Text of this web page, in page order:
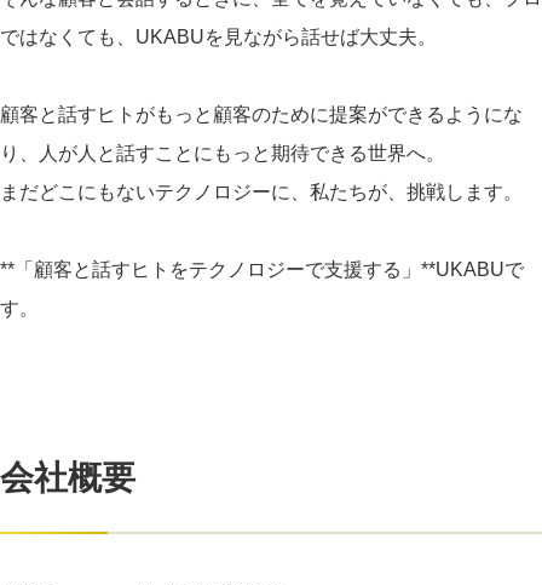
ではなくても、UKABUを見ながら話せば大丈夫。
顧客と話すヒトがもっと顧客のために提案ができるようにな
り、人が人と話すことにもっと期待できる世界へ。
まだどこにもないテクノロジーに、私たちが、挑戦します。
**「顧客と話すヒトをテクノロジーで支援する」**UKABUで
す。
会社概要